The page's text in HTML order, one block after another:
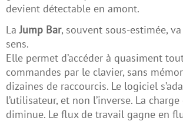
devient détectable en amont.
LaJump Bar, souvent sous-estimée,
sens.
Elle permet d’accéder à quasiment
commandes par le clavier, sans
dizaines de raccourcis. Le logiciel
l’utilisateur, et non l’inverse. La
diminue. Le flux de travail gagne en